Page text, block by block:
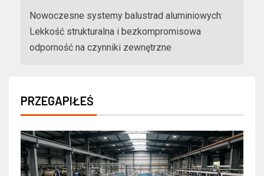
Nowoczesne systemy balustrad aluminiowych:
Lekkość strukturalna i bezkompromisowa
odporność na czynniki zewnętrzne
PRZEGAPIŁEŚ